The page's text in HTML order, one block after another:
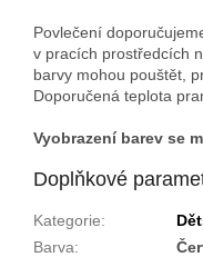
Povlečení
v pracích prostředcích
barvy mohou pouštět,
Doporučená teplota
Vyobrazení barev se
Doplňkové
Kategorie:
Barva: